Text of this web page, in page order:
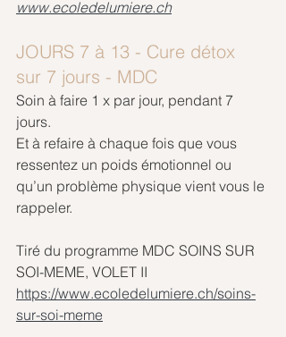
www.ecoledelumiere.ch
JOURS 7 à 13 - Cure détox
sur 7 jours - MDC
Soin à faire 1 x par jour, pendant 7
jours.
Et à refaire à chaque fois que vous
ressentez un poids émotionnel ou
qu’un problème physique vient vous le
rappeler.
Tiré du programme MDC SOINS SUR
SOI-MEME, VOLET II
https://www.ecoledelumiere.ch/soins-
sur-soi-meme